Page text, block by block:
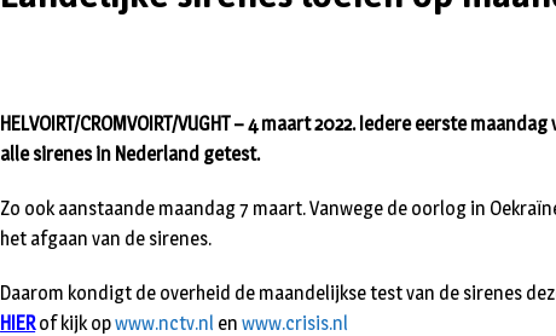
HELVOIRT/CROMVOIRT/VUGHT – 4 maart 2022. Iedere eerste
alle sirenes in Nederland getest.
Zo ook aanstaande maandag 7 maart. Vanwege de oorlog in
het afgaan van de sirenes.
Daarom kondigt de overheid de maandelijkse test van de sirenes
HIERof kijk opwww.nctv.nl enwww.crisis.nl